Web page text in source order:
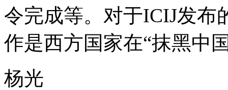
令完成等。对于ICIJ发布
作是西方国家在“抹黑中
杨光